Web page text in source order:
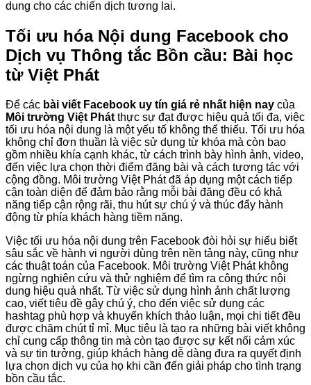
dung cho các chiến dịch tương lai.
Tối ưu hóa Nội dung Facebook cho
Dịch vụ Thông tắc Bồn cầu: Bài học
từ Việt Phát
Để các bài viết Facebook uy tín giá rẻ nhất hiện nay của
Môi trường Việt Phát thực sự đạt được hiệu quả tối đa, việc
tối ưu hóa nội dung là một yếu tố không thể thiếu. Tối ưu hóa
không chỉ đơn thuần là việc sử dụng từ khóa mà còn bao
gồm nhiều khía cạnh khác, từ cách trình bày hình ảnh, video,
đến việc lựa chọn thời điểm đăng bài và cách tương tác với
cộng đồng. Môi trường Việt Phát đã áp dụng một cách tiếp
cận toàn diện để đảm bảo rằng mỗi bài đăng đều có khả
năng tiếp cận rộng rãi, thu hút sự chú ý và thúc đẩy hành
động từ phía khách hàng tiềm năng.
Việc tối ưu hóa nội dung trên Facebook đòi hỏi sự hiểu biết
sâu sắc về hành vi người dùng trên nền tảng này, cũng như
các thuật toán của Facebook. Môi trường Việt Phát không
ngừng nghiên cứu và thử nghiệm để tìm ra công thức nội
dung hiệu quả nhất. Từ việc sử dụng hình ảnh chất lượng
cao, viết tiêu đề gây chú ý, cho đến việc sử dụng các
hashtag phù hợp và khuyến khích thảo luận, mọi chi tiết đều
được chăm chút tỉ mỉ. Mục tiêu là tạo ra những bài viết không
chỉ cung cấp thông tin mà còn tạo được sự kết nối cảm xúc
và sự tin tưởng, giúp khách hàng dễ dàng đưa ra quyết định
lựa chọn dịch vụ của họ khi cần đến giải pháp cho tình trạng
bồn cầu tắc.